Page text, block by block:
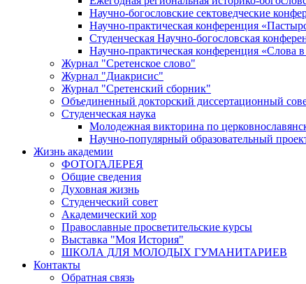
Научно-богословские сектоведческие
Научно-практическая конференция
Студенческая Научно-богословская
Научно-практическая конференция «Cлова
Журнал "Сретенское слово"
Журнал "Диакрисис"
Журнал "Сретенский сборник"
Объединенный докторский диссертационный
Студенческая наука
Молодежная викторина по
Научно-популярный образовательный
Жизнь академии
ФОТОГАЛЕРЕЯ
Общие сведения
Духовная жизнь
Студенческий совет
Академический хор
Православные просветительские курсы
Выставка "Моя История"
ШКОЛА ДЛЯ МОЛОДЫХ ГУМАНИТАРИЕВ
Контакты
Обратная связь